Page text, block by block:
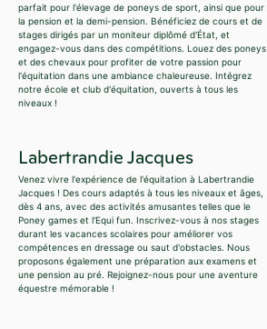
parfait pour l'élevage de poneys de sport, ainsi que pour
la pension et la demi-pension. Bénéficiez de cours et de
stages dirigés par un moniteur diplômé d'État, et
engagez-vous dans des compétitions. Louez des poneys
et des chevaux pour profiter de votre passion pour
l'équitation dans une ambiance chaleureuse. Intégrez
notre école et club d'équitation, ouverts à tous les
niveaux !
Labertrandie Jacques
Venez vivre l'expérience de l'équitation à Labertrandie
Jacques ! Des cours adaptés à tous les niveaux et âges,
dès 4 ans, avec des activités amusantes telles que le
Poney games et l'Equi fun. Inscrivez-vous à nos stages
durant les vacances scolaires pour améliorer vos
compétences en dressage ou saut d'obstacles. Nous
proposons également une préparation aux examens et
une pension au pré. Rejoignez-nous pour une aventure
équestre mémorable !